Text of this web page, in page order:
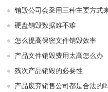
销毁公司会采用三种主要方式
硬盘销毁数据难不难
怎么提高保密文件销毁效率
产品文件销毁费用太高怎么办
残次产品销毁的必要性
产品废弃销售公司都是合法的